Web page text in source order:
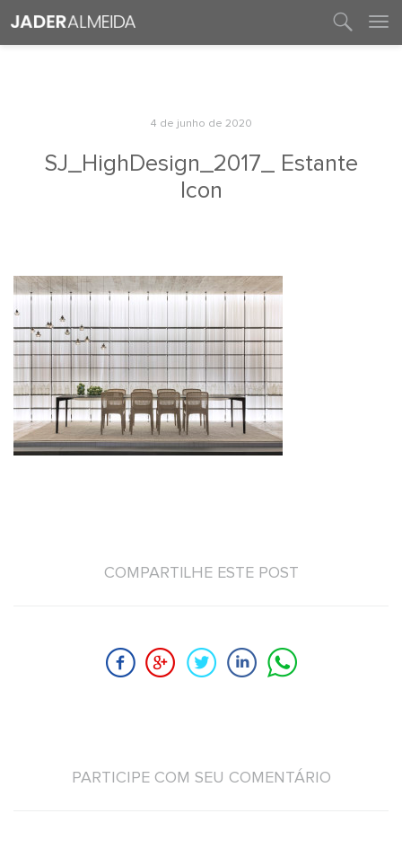
4 de junho de 2020
SJ_HighDesign_2017_ Estante
Icon
COMPARTILHE ESTE POST
PARTICIPE COM SEU COMENTÁRIO